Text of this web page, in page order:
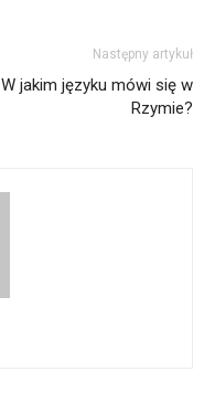
Następny artykuł
W jakim języku mówi się w
Rzymie?